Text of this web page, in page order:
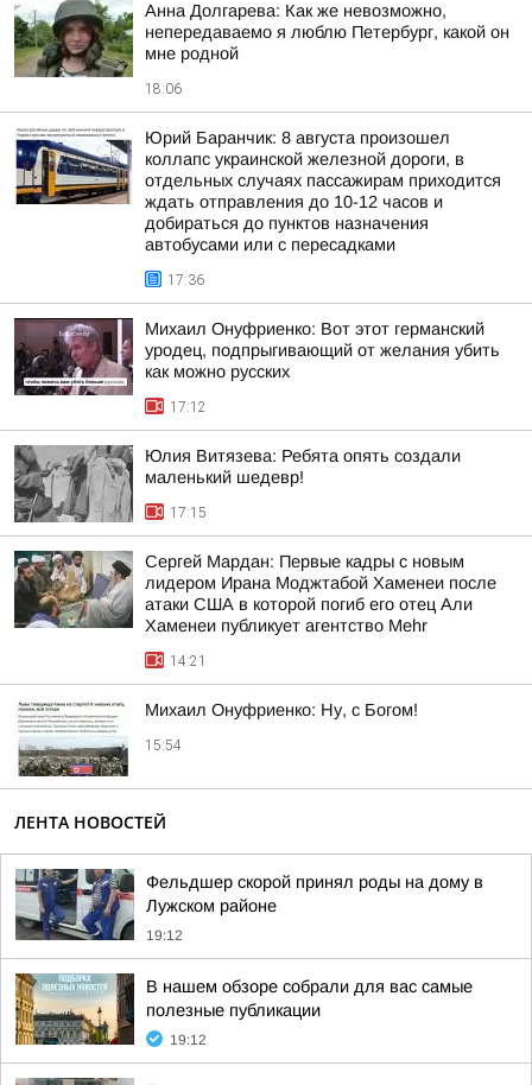
Анна Долгарева: Как же невозможно,
непередаваемо я люблю Петербург, какой он
мне родной
18:06
Юрий Баранчик: 8 августа произошел
коллапс украинской железной дороги, в
отдельных случаях пассажирам приходится
ждать отправления до 10-12 часов и
добираться до пунктов назначения
автобусами или с пересадками
17:36
Михаил Онуфриенко: Вот этот германский
уродец, подпрыгивающий от желания убить
как можно русских
17:12
Юлия Витязева: Ребята опять создали
маленький шедевр!
17:15
Сергей Мардан: Первые кадры с новым
лидером Ирана Моджтабой Хаменеи после
атаки США в которой погиб его отец Али
Хаменеи публикует агентство Mehr
14:21
Михаил Онуфриенко: Ну, с Богом!
15:54
ЛЕНТА НОВОСТЕЙ
Фельдшер скорой принял роды на дому в
Лужском районе
19:12
В нашем обзоре собрали для вас самые
полезные публикации
19:12